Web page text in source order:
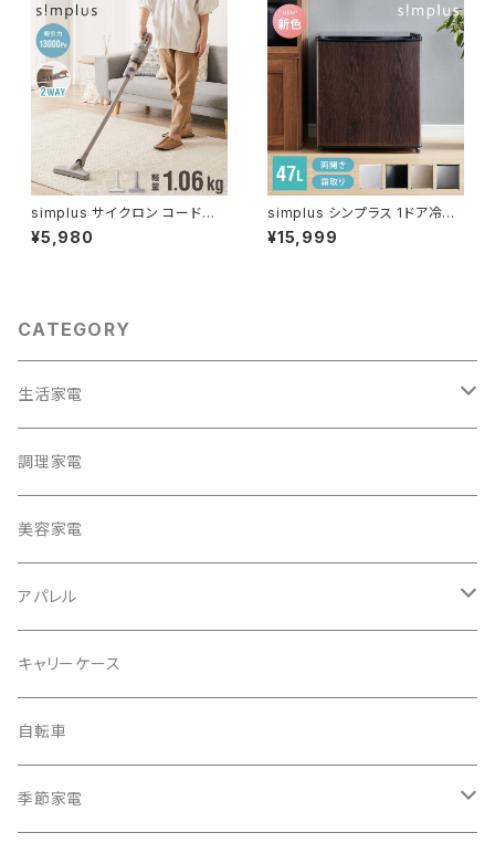
simplus シンプラス SP-ZWM
50
simplus サイクロン コード式
掃除機 2WAY ハンディー サイ
クロン掃除機 シンプラス SP-V
¥5,980
simplus シンプラス 1ドア冷蔵
庫 自動霜取り機能付き 47L SP
-47LD
¥15,999
CATEGORY
生活家電
テレビ
冷蔵庫・冷凍庫
洗濯機
掃除機
電動モップ
カーペットクリーナー
AV機器
シュレッダー
調理家電
美容家電
アパレル
バッグ
メンズ
レディース
キャリーケース
自転車
季節家電